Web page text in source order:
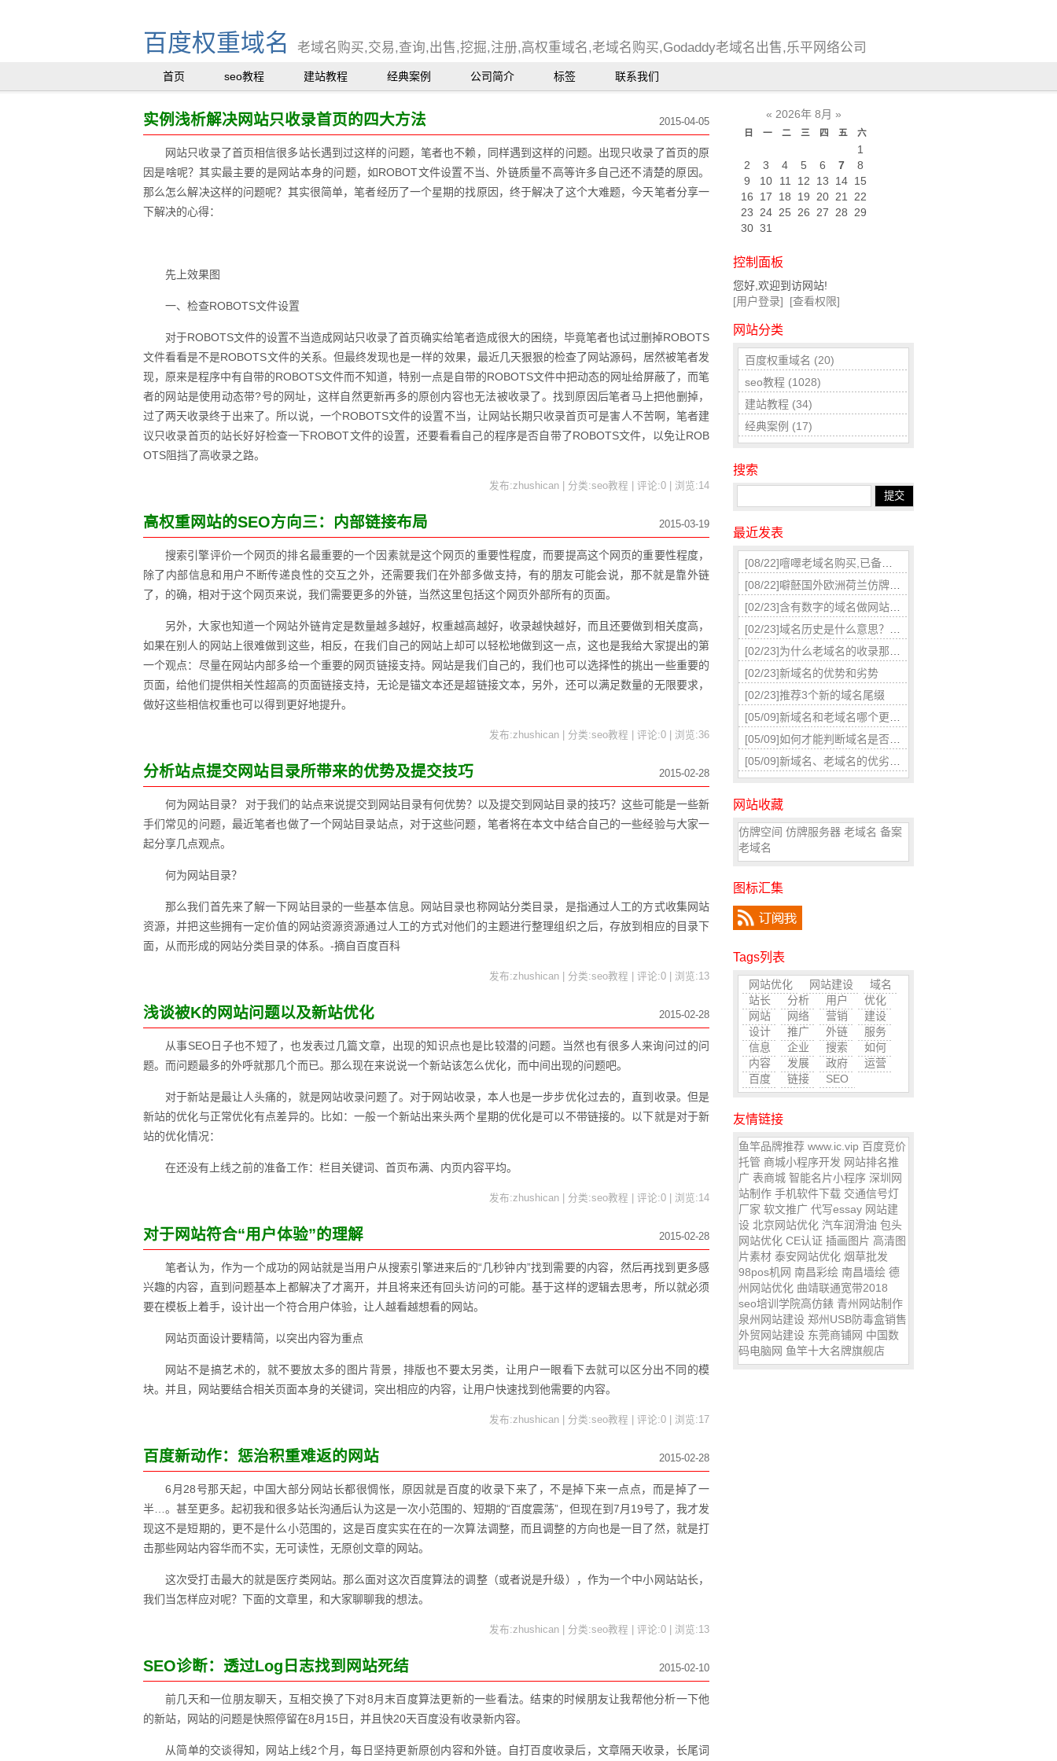
百度权重域名 老域名购买,交易,查询,出售,挖掘,注册,高权重域名,老域名购买,Godaddy老域名出售,乐平网络公司
首页 seo教程 建站教程 经典案例 公司简介 标签 联系我们
2015-04-05
实例浅析解决网站只收录首页的四大方法
网站只收录了首页相信很多站长遇到过这样的问题，笔者也不赖，同样遇到这样的问题。出现只收录了首页的原
因是啥呢？其实最主要的是网站本身的问题，如ROBOT文件设置不当、外链质量不高等许多自己还不清楚的原因。
那么怎么解决这样的问题呢？其实很简单，笔者经历了一个星期的找原因，终于解决了这个大难题，今天笔者分享一
下解决的心得：
先上效果图
一、检查ROBOTS文件设置
对于ROBOTS文件的设置不当造成网站只收录了首页确实给笔者造成很大的困绕，毕竟笔者也试过删掉ROBOTS
文件看看是不是ROBOTS文件的关系。但最终发现也是一样的效果，最近几天狠狠的检查了网站源码，居然被笔者发
现，原来是程序中有自带的ROBOTS文件而不知道，特别一点是自带的ROBOTS文件中把动态的网址给屏蔽了，而笔
者的网站是使用动态带?号的网址，这样自然更新再多的原创内容也无法被收录了。找到原因后笔者马上把他删掉，
过了两天收录终于出来了。所以说，一个ROBOTS文件的设置不当，让网站长期只收录首页可是害人不苦啊，笔者建
议只收录首页的站长好好检查一下ROBOT文件的设置，还要看看自己的程序是否自带了ROBOTS文件，以免让ROB
OTS阻挡了高收录之路。
发布:zhushican | 分类:seo教程 | 评论:0 | 浏览:14
2015-03-19
高权重网站的SEO方向三：内部链接布局
搜索引擎评价一个网页的排名最重要的一个因素就是这个网页的重要性程度，而要提高这个网页的重要性程度，
除了内部信息和用户不断传递良性的交互之外，还需要我们在外部多做支持，有的朋友可能会说，那不就是靠外链
了，的确，相对于这个网页来说，我们需要更多的外链，当然这里包括这个网页外部所有的页面。
另外，大家也知道一个网站外链肯定是数量越多越好，权重越高越好，收录越快越好，而且还要做到相关度高，
如果在别人的网站上很难做到这些，相反，在我们自己的网站上却可以轻松地做到这一点，这也是我给大家提出的第
一个观点：尽量在网站内部多给一个重要的网页链接支持。网站是我们自己的，我们也可以选择性的挑出一些重要的
页面，给他们提供相关性超高的页面链接支持，无论是锚文本还是超链接文本，另外，还可以满足数量的无限要求，
做好这些相信权重也可以得到更好地提升。
发布:zhushican | 分类:seo教程 | 评论:0 | 浏览:36
2015-02-28
分析站点提交网站目录所带来的优势及提交技巧
何为网站目录？ 对于我们的站点来说提交到网站目录有何优势？以及提交到网站目录的技巧？这些可能是一些新
手们常见的问题，最近笔者也做了一个网站目录站点，对于这些问题，笔者将在本文中结合自己的一些经验与大家一
起分享几点观点。
何为网站目录？
那么我们首先来了解一下网站目录的一些基本信息。网站目录也称网站分类目录，是指通过人工的方式收集网站
资源，并把这些拥有一定价值的网站资源资源通过人工的方式对他们的主题进行整理组织之后，存放到相应的目录下
面，从而形成的网站分类目录的体系。-摘自百度百科
发布:zhushican | 分类:seo教程 | 评论:0 | 浏览:13
2015-02-28
浅谈被K的网站问题以及新站优化
从事SEO日子也不短了，也发表过几篇文章，出现的知识点也是比较潜的问题。当然也有很多人来询问过的问
题。而问题最多的外呼就那几个而已。那么现在来说说一个新站该怎么优化，而中间出现的问题吧。
对于新站是最让人头痛的，就是网站收录问题了。对于网站收录，本人也是一步步优化过去的，直到收录。但是
新站的优化与正常优化有点差异的。比如：一般一个新站出来头两个星期的优化是可以不带链接的。以下就是对于新
站的优化情况：
在还没有上线之前的准备工作：栏目关键词、首页布满、内页内容平均。
发布:zhushican | 分类:seo教程 | 评论:0 | 浏览:14
2015-02-28
对于网站符合“用户体验”的理解
笔者认为，作为一个成功的网站就是当用户从搜索引擎进来后的“几秒钟内”找到需要的内容，然后再找到更多感
兴趣的内容，直到问题基本上都解决了才离开，并且将来还有回头访问的可能。基于这样的逻辑去思考，所以就必须
要在模板上着手，设计出一个符合用户体验，让人越看越想看的网站。
网站页面设计要精简，以突出内容为重点
网站不是搞艺术的，就不要放太多的图片背景，排版也不要太另类，让用户一眼看下去就可以区分出不同的模
块。并且，网站要结合相关页面本身的关键词，突出相应的内容，让用户快速找到他需要的内容。
发布:zhushican | 分类:seo教程 | 评论:0 | 浏览:17
2015-02-28
百度新动作：惩治积重难返的网站
6月28号那天起，中国大部分网站长都很惆怅，原因就是百度的收录下来了，不是掉下来一点点，而是掉了一
半…。甚至更多。起初我和很多站长沟通后认为这是一次小范围的、短期的“百度震荡”，但现在到7月19号了，我才发
现这不是短期的，更不是什么小范围的，这是百度实实在在的一次算法调整，而且调整的方向也是一目了然，就是打
击那些网站内容华而不实，无可读性，无原创文章的网站。
这次受打击最大的就是医疗类网站。那么面对这次百度算法的调整（或者说是升级），作为一个中小网站站长，
我们当怎样应对呢？下面的文章里，和大家聊聊我的想法。
发布:zhushican | 分类:seo教程 | 评论:0 | 浏览:13
2015-02-10
SEO诊断：透过Log日志找到网站死结
前几天和一位朋友聊天，互相交换了下对8月末百度算法更新的一些看法。结束的时候朋友让我帮他分析一下他
的新站，网站的问题是快照停留在8月15日，并且快20天百度没有收录新内容。
从简单的交谈得知，网站上线2个月，每日坚持更新原创内容和外链。自打百度收录后，文章隔天收录，长尾词
« 2026年 8月 »
日 一 二 三 四 五 六
1
2
3 4 5 6 7
8
9
10 11 12 13 14 15
16
17 18 19 20 21
22
23
24 25 26 27 28
29
30 31
控制面板
您好,欢迎到访网站!
[用户登录]
[查看权限]
网站分类
百度权重域名 (20)
seo教程 (1028)
建站教程 (34)
经典案例 (17)
搜索
最近发表
[08/22]噾噿老域名购买,已备案域名,百度权重域名老域名交易,老域名出售,高pr域名,百度搜狗收录域名,外链反链域名
[08/22]噼噽国外欧洲荷兰仿牌美国仿牌vps推荐仿牌空间主机,外贸抗投诉服务器,免投诉vps,防投诉主机空间
[02/23]含有数字的域名做网站网址要慎重
[02/23]域名历史是什么意思？域名历史对SEO有影响因素
[02/23]为什么老域名的收录那么快呢?主要由以下几点
[02/23]新域名的优势和劣势
[02/23]推荐3个新的域名尾缀
[05/09]新域名和老域名哪个更适合SEO优化
[05/09]如何才能判断域名是否被k过或者被使用过呢?
[05/09]新域名、老域名的优劣对比
网站收藏
仿牌空间 仿牌服务器 老域名 备案
老域名
图标汇集
Tags列表
网站优化 网站建设
域名
站长
分析 用户
优化
网站
网络 营销
建设
设计
推广 外链
服务
信息
企业 搜索
如何
内容
发展 政府
运营
百度
链接 SEO
友情链接
鱼竿品牌推荐 www.ic.vip 百度竞价
托管 商城小程序开发 网站排名推
广 表商城 智能名片小程序 深圳网
站制作 手机软件下载 交通信号灯
厂家 软文推广 代写essay 网站建
设 北京网站优化 汽车润滑油 包头
网站优化 CE认证 插画图片 高清图
片素材 泰安网站优化 烟草批发
98pos机网 南昌彩绘 南昌墙绘 德
州网站优化 曲靖联通宽带2018
seo培训学院高仿錶 青州网站制作
泉州网站建设 郑州USB防毒盒销售
外贸网站建设 东莞商铺网 中国数
码电脑网 鱼竿十大名牌旗舰店